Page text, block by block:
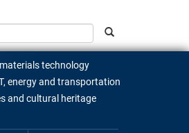
technology
energy and transportation
and cultural heritage